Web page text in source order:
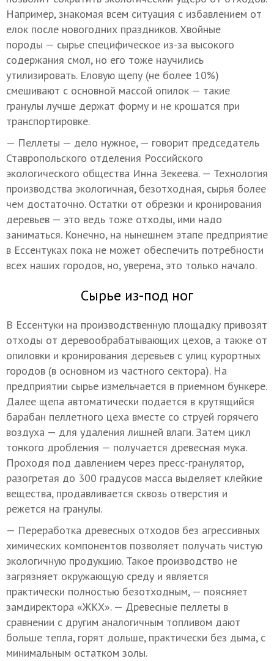
Например, знакомая всем ситуация с избавлением от
елок после новогодних праздников. Хвойные
породы — сырье специфическое из-за высокого
содержания смол, но его тоже научились
утилизировать. Еловую щепу (не более 10%)
смешивают с основной массой опилок — такие
гранулы лучше держат форму и не крошатся при
транспортировке.
— Пеллеты — дело нужное, — говорит председатель
Ставропольского отделения Российского
экологического общества Инна Зекеева. — Технология
производства экологичная, безотходная, сырья более
чем достаточно. Остатки от обрезки и кронирования
деревьев — это ведь тоже отходы, ими надо
заниматься. Конечно, на нынешнем этапе предприятие
в Ессентуках пока не может обеспечить потребности
всех наших городов, но, уверена, это только начало.
Сырье из-под ног
В Ессентуки на производственную площадку привозят
отходы от деревообрабатывающих цехов, а также от
опиловки и кронирования деревьев с улиц курортных
городов (в основном из частного сектора). На
предприятии сырье измельчается в приемном бункере.
Далее щепа автоматически подается в крутящийся
барабан пеллетного цеха вместе со струей горячего
воздуха — для удаления лишней влаги. Затем цикл
тонкого дробления — получается древесная мука.
Проходя под давлением через пресс-гранулятор,
разогретая до 300 градусов масса выделяет клейкие
вещества, продавливается сквозь отверстия и
режется на гранулы.
— Переработка древесных отходов без агрессивных
химических компонентов позволяет получать чистую
экологичную продукцию. Такое производство не
загрязняет окружающую среду и является
практически полностью безотходным, — поясняет
замдиректора «ЖКХ». — Древесные пеллеты в
сравнении с другим аналогичным топливом дают
больше тепла, горят дольше, практически без дыма, с
минимальным остатком золы.